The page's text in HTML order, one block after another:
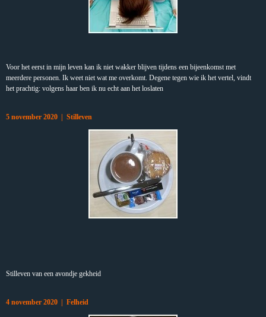
Voor het eerst in mijn leven kan ik niet wakker blijven tijdens een bijeenkomst met
meerdere personen. Ik weet niet wat me overkomt. Degene tegen wie ik het vertel, vindt
het prachtig: volgens haar ben ik nu echt aan het loslaten
5 november 2020 | Stilleven
Stilleven van een avondje gekheid
4 november 2020 | Felheid